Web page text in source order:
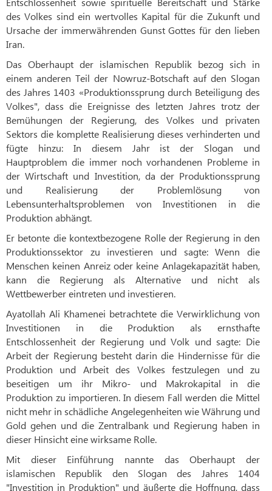
des Volkes sind ein wertvolles Kapital für die Zukunft und
Ursache der immerwährenden Gunst Gottes für den lieben
Iran.
Das Oberhaupt der islamischen Republik bezog sich in
einem anderen Teil der Nowruz-Botschaft auf den Slogan
des Jahres 1403 «Produktionssprung durch Beteiligung des
Volkes", dass die Ereignisse des letzten Jahres trotz der
Bemühungen der Regierung, des Volkes und privaten
Sektors die komplette Realisierung dieses verhinderten und
fügte hinzu: In diesem Jahr ist der Slogan und
Hauptproblem die immer noch vorhandenen Probleme in
der Wirtschaft und Investition, da der Produktionssprung
und Realisierung der Problemlösung von
Lebensunterhaltsproblemen von Investitionen in die
Produktion abhängt.
Er betonte die kontextbezogene Rolle der Regierung in den
Produktionssektor zu investieren und sagte: Wenn die
Menschen keinen Anreiz oder keine Anlagekapazität haben,
kann die Regierung als Alternative und nicht als
Wettbewerber eintreten und investieren.
Ayatollah Ali Khamenei betrachtete die Verwirklichung von
Investitionen in die Produktion als ernsthafte
Entschlossenheit der Regierung und Volk und sagte: Die
Arbeit der Regierung besteht darin die Hindernisse für die
Produktion und Arbeit des Volkes festzulegen und zu
beseitigen um ihr Mikro- und Makrokapital in die
Produktion zu importieren. In diesem Fall werden die Mittel
nicht mehr in schädliche Angelegenheiten wie Währung und
Gold gehen und die Zentralbank und Regierung haben in
dieser Hinsicht eine wirksame Rolle.
Mit dieser Einführung nannte das Oberhaupt der
islamischen Republik den Slogan des Jahres 1404
"Investition in Produktion" und äußerte die Hoffnung, dass